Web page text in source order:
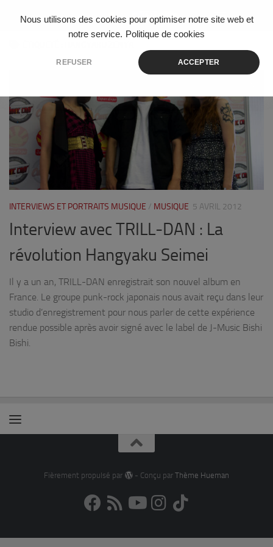
Nous utilisons des cookies pour optimiser notre site web et
notre service. Politique de cookies
REFUSER ACCEPTER
Skip to content
INTERVIEWS ET PORTRAITS MUSIQUE / MUSIQUE 5 AVRIL 2012
Interview avec TRILL-DAN : La
révolution Hangyaku Seimei
Il y a un an, TRILL-DAN enregistrait son nouvel album en
France. Le groupe punk-rock japonais nous avait reçu dans leur
studio d’enregistrement pour nous parler de cette expérience
rendue possible après avoir signé avec le label de J-Music Bishi
Bishi.
Fièrement propulsé par - Conçu par Thème Hueman